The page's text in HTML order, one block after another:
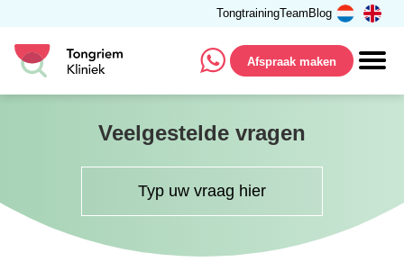
TongtrainingTeam Blog
Afspraak maken
Veelgestelde vragen